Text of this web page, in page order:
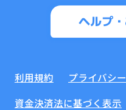
ヘルプ
利用規約 プライバシ
資金決済法に基づく表示